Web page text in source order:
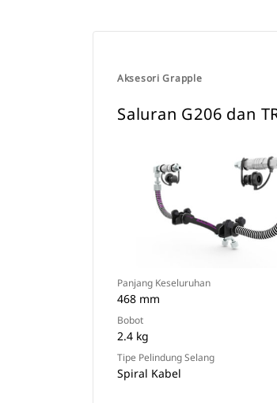
Aksesori Grapple
Saluran G206 dan
Panjang Keseluruhan
468 mm
Bobot
2.4 kg
Tipe Pelindung Selang
Spiral Kabel